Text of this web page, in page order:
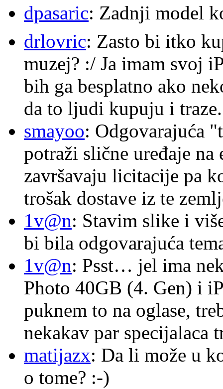
dpasaric: Zadnji model
drlovric: Zasto bi itko
muzej? :/ Ja imam svoj
bih ga besplatno ako
da to ljudi kupuju i traze.
smayoo: Odgovarajuća
potraži slične uređaje
završavaju licitacije pa
trošak dostave iz te
1v@n: Stavim slike i
bi bila odgovarajuća
1v@n: Psst… jel ima
Photo 40GB (4. Gen) i
puknem to na oglase,
nekakav par
matijazx: Da li može u
o tome? :-)